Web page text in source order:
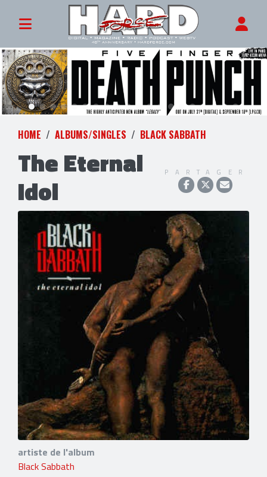
HOME ALBUMS/SINGLES BLACK SABBATH
The Eternal
Idol
PARTAGER
artiste de l'album
Black Sabbath